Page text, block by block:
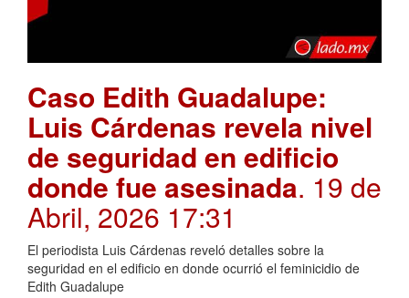
Caso Edith Guadalupe:
Luis Cárdenas revela nivel
de seguridad en edificio
donde fue asesinada. 19 de
Abril, 2026 17:31
El periodista Luis Cárdenas reveló detalles sobre la
seguridad en el edificio en donde ocurrió el feminicidio de
Edith Guadalupe